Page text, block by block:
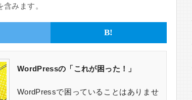
みます。
B!
WordPressの「これが困った！」
WordPressで困っていることはありませ